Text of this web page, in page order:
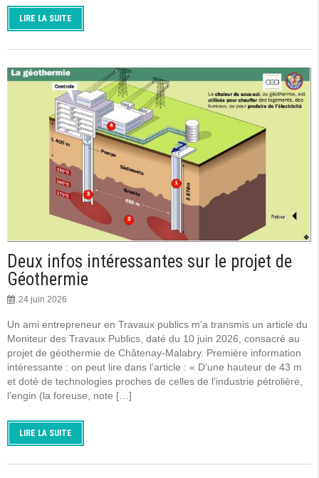
LIRE LA SUITE
Deux infos intéressantes sur le projet de
Géothermie
24 juin 2026
Un ami entrepreneur en Travaux publics m’a transmis un article du
Moniteur des Travaux Publics, daté du 10 juin 2026, consacré au
projet de géothermie de Châtenay-Malabry. Première information
intéressante : on peut lire dans l’article : « D’une hauteur de 43 m
et doté de technologies proches de celles de l’industrie pétrolière,
l’engin (la foreuse, note […]
LIRE LA SUITE